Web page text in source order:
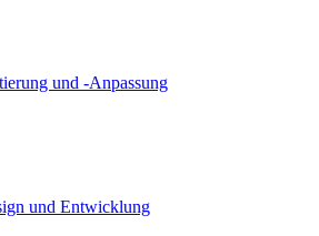
und -Anpassung
und Entwicklung